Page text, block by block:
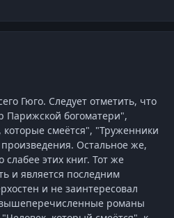
Гюго. Следует отметить, что
Парижской богоматери",
смеётся", "Труженники
Остальное же,
слабее этих книг. Тот же
и является последним
и не заинтересовал
романы